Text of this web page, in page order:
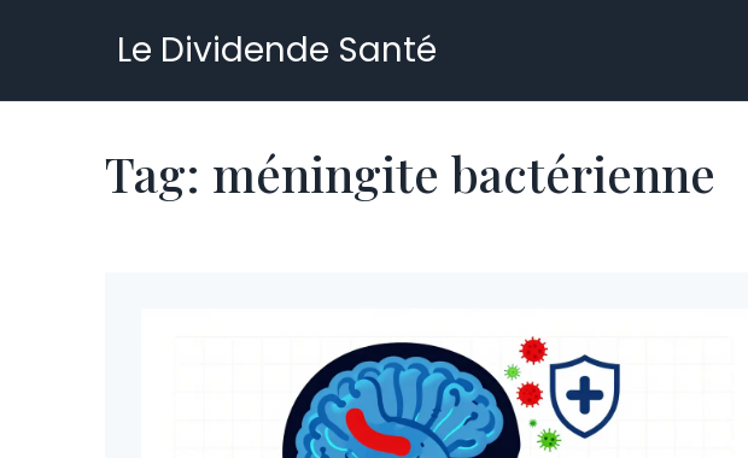
Le Dividende Santé
Tag: méningite bactérienne